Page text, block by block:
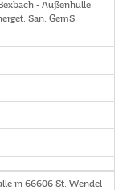
- Außenhülle
San. GemS
in 66606 St. Wendel-